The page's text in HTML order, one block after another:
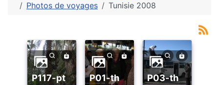
Photos de voyages
Tunisie 2008
p117-pt p01-th p03-th